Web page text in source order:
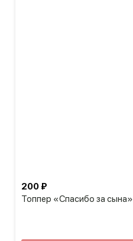
Топпер «Спасибо за сына»
200 ₽